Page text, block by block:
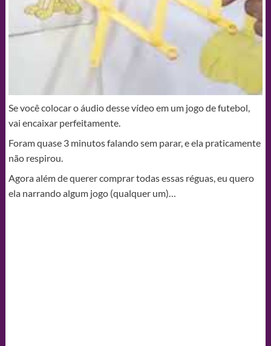
Se você colocar o áudio desse vídeo em um jogo de futebol,
vai encaixar perfeitamente.
Foram quase 3 minutos falando sem parar, e ela praticamente
não respirou.
Agora além de querer comprar todas essas réguas, eu quero
ela narrando algum jogo (qualquer um)…